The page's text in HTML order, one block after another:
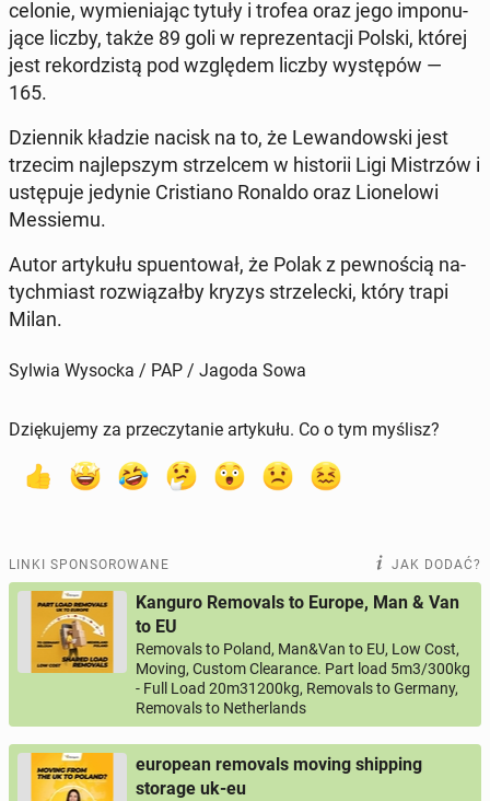
ce­lo­nie, wy­mie­nia­jąc tytuły i trofea oraz jego im­po­nu­
ją­ce liczby, także 89 goli w re­pre­zen­ta­cji Polski, której
jest re­kor­dzi­stą pod wzglę­dem liczby wy­stę­pów —
165.
Dzien­nik kładzie nacisk na to, że Le­wan­dow­ski jest
trzecim naj­lep­szym strzel­cem w hi­sto­rii Ligi Mi­strzów i
ustę­pu­je jedynie Cri­stia­no Ronaldo oraz Lio­ne­lo­wi
Mes­sie­mu.
Autor ar­ty­ku­łu spu­en­to­wał, że Polak z pew­no­ścią na­
tych­miast roz­wią­zał­by kryzys strze­lec­ki, który trapi
Milan.
Sylwia Wysocka / PAP / Jagoda Sowa
Dziękujemy za przeczytanie artykułu. Co o tym myślisz?
LINKI SPONSOROWANE JAK DODAĆ?
Kanguro Removals to Europe, Man & Van
to EU
Removals to Poland, Man&Van to EU, Low Cost,
Moving, Custom Clearance. Part load 5m3/300kg
- Full Load 20m31200kg, Removals to Germany,
Removals to Netherlands
european removals moving shipping
storage uk-eu